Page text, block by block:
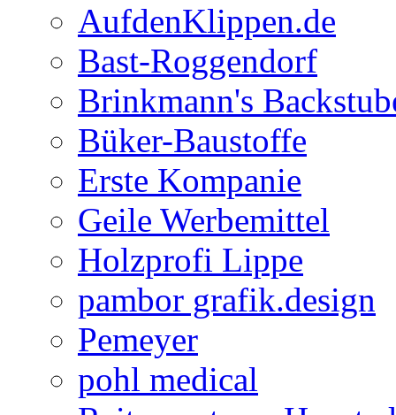
AufdenKlippen.de
Bast-Roggendorf
Brinkmann's
Büker-Baustoffe
Erste Kompanie
Geile Werbemittel
Holzprofi Lippe
pambor grafik.design
Pemeyer
pohl medical